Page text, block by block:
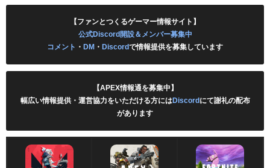
【ファンとつくるゲーマー情報サイト】
公式Discord開設＆メンバー募集中
コメント ・ DM ・ Discordで情報提供を募集しています
【APEX情報通を募集中】
幅広い情報提供・運営協力をいただける方にはDiscordにて謝礼の配布
があります